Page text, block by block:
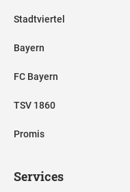
Stadtviertel
Bayern
FC Bayern
TSV 1860
Promis
Services